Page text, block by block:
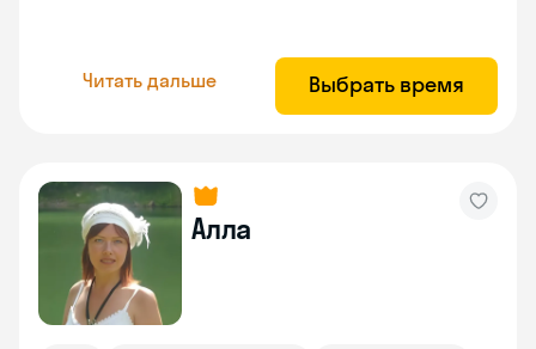
Читать дальше Выбрать время
Алла